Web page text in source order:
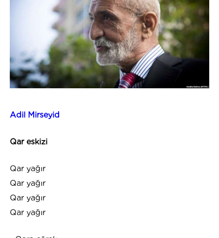
Adil Mirseyid
Qar eskizi
Qar yağır
Qar yağır
Qar yağır
Qar yağır